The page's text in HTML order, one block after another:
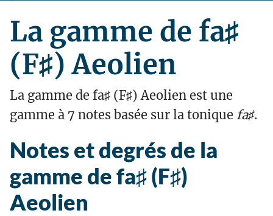
La gamme de fa♯
(F♯) Aeolien
La gamme de fa♯ (F♯) Aeolien est une
gamme à 7 notes basée sur la tonique fa♯.
Notes et degrés de la
gamme de fa♯ (F♯)
Aeolien